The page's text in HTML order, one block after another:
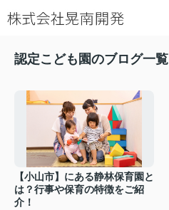
認定こども園のブログ一覧
【小山市】にある静林保育園と
は？行事や保育の特徴をご紹
介！